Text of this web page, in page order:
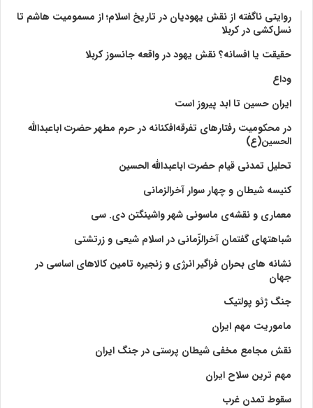
روایتی ناگفته از نقش یهودیان در تاریخ اسلام؛ از مسمومیت هاشم تا
نسل‌کشی در کربلا
حقیقت یا افسانه؟‌ نقش یهود در واقعه جانسوز کربلا
وداع
ایران حسین تا ابد پیروز است
در محکومیت رفتارهای تفرقه‌افکنانه در حرم مطهر حضرت اباعبدالله
الحسین(ع)
تحلیل تمدنی قیام حضرت اباعبدالله الحسین
کنیسه شیطان و چهار سوار آخرالزمانی
معماری و نقشه‌ی ماسونی شهر واشينگتن دی. سی
شباهتهای گفتمان آخر‌الزّمانی در اسلام شیعی و زرتشتی
نشانه های بحران فراگیر انرژی و زنجیره تامین کالاهای اساسی در
جهان
جنگ ژئو پولتیک
ماموریت مهم ایران
نقش مجامع مخفی شیطان پرستی در جنگ ایران
مهم ترین سلاح ایران
سقوط تمدن غرب